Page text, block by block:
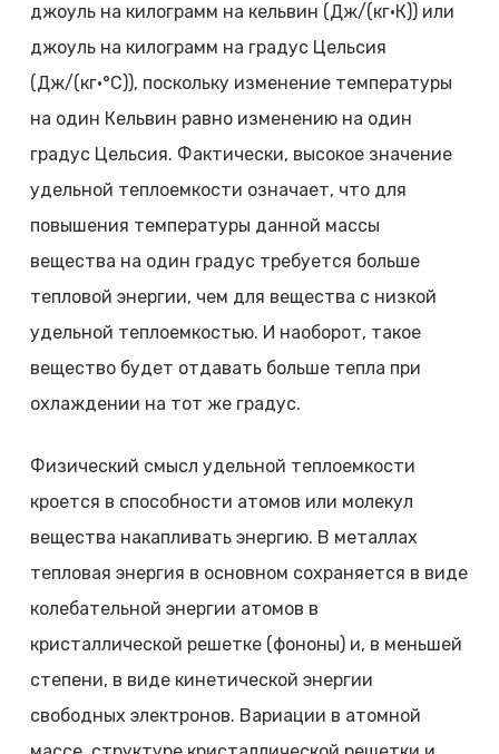
джоуль на килограмм на кельвин (Дж/(кг·К)) или
джоуль на килограмм на градус Цельсия
(Дж/(кг·°C)), поскольку изменение температуры
на один Кельвин равно изменению на один
градус Цельсия. Фактически, высокое значение
удельной теплоемкости означает, что для
повышения температуры данной массы
вещества на один градус требуется больше
тепловой энергии, чем для вещества с низкой
удельной теплоемкостью. И наоборот, такое
вещество будет отдавать больше тепла при
охлаждении на тот же градус.
Физический смысл удельной теплоемкости
кроется в способности атомов или молекул
вещества накапливать энергию. В металлах
тепловая энергия в основном сохраняется в виде
колебательной энергии атомов в
кристаллической решетке (фононы) и, в меньшей
степени, в виде кинетической энергии
свободных электронов. Вариации в атомной